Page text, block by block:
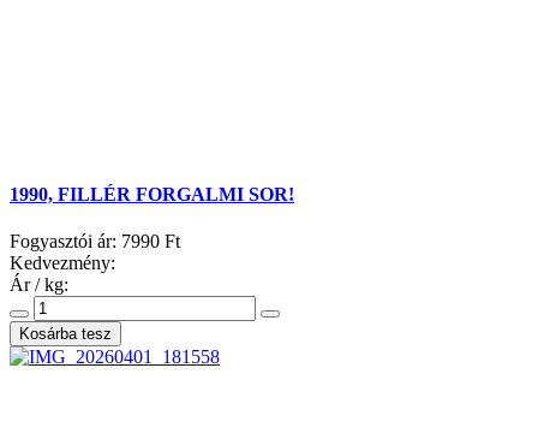
1990, FILLÉR FORGALMI SOR!
Fogyasztói ár: 7990 Ft
Kedvezmény:
Ár / kg: